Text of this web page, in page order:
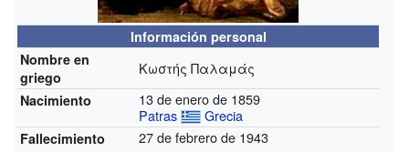
Información personal
Nombre en
griego
Κωστής Παλαμάς
Nacimiento
13 de enero de 1859
Patras
Grecia
Fallecimiento
27 de febrero de 1943